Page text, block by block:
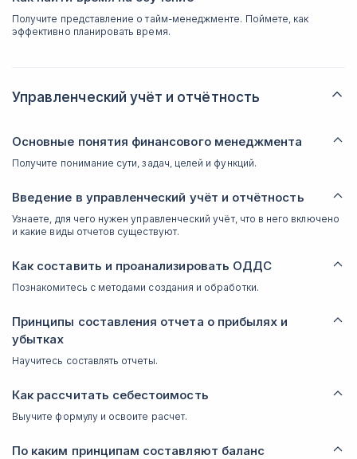
Получите представление о тайм-менеджменте. Поймете, как
эффективно планировать время.
Управленческий учёт и отчётность
Основные понятия финансового менеджмента
Получите понимание сути, задач, целей и функций.
Введение в управленческий учёт и отчётность
Узнаете, для чего нужен управленческий учёт, что в него включено
и какие виды отчетов существуют.
Как составить и проанализировать ОДДС
Познакомитесь с методами создания и обработки.
Принципы составления отчета о прибылях и
убытках
Научитесь составлять отчеты.
Как рассчитать себестоимость
Выучите формулу и освоите расчет.
По каким принципам составляют баланс